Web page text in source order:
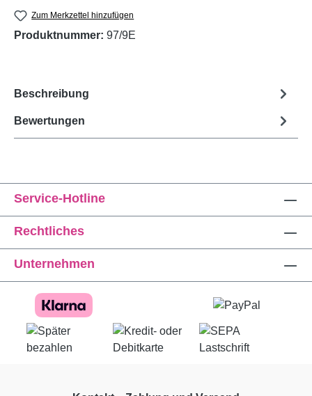
Zum Merkzettel hinzufügen
Produktnummer: 97/9E
Beschreibung
Bewertungen
Service-Hotline
Rechtliches
Unternehmen